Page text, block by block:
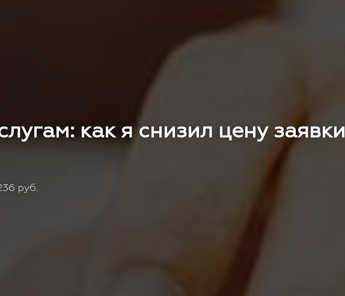
как я снизил цену заявки
руб.